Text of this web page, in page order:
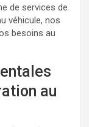
de services de
véhicule, nos
besoins au
au